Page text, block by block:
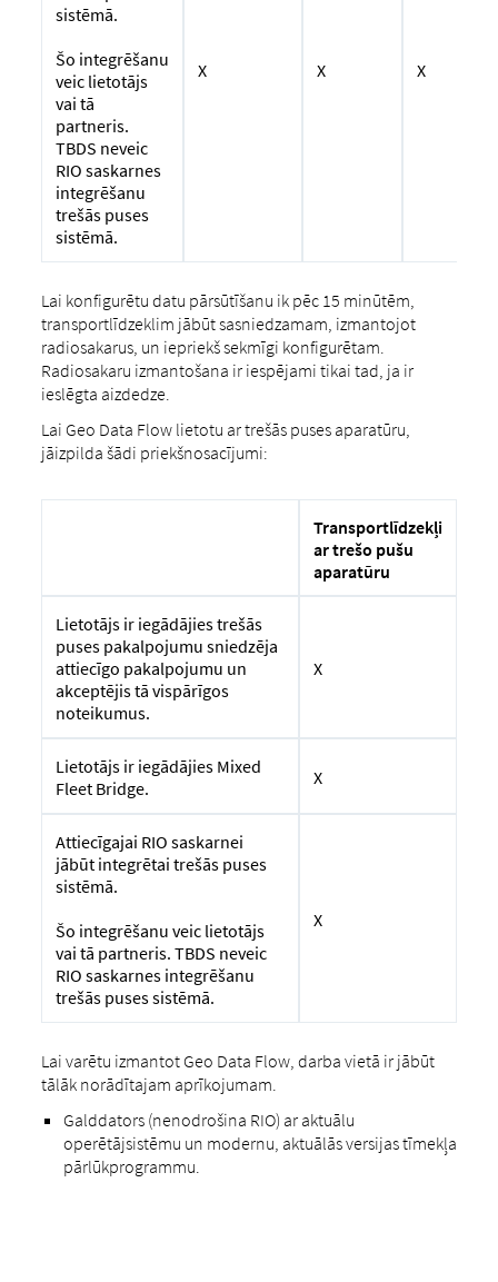
sistēmā.
Šo integrēšanu
veic lietotājs
vai tā
partneris.
TBDS neveic
RIO saskarnes
integrēšanu
trešās puses
sistēmā.
X X X
Lai konfigurētu datu pārsūtīšanu ik pēc 15 minūtēm,
transportlīdzeklim jābūt sasniedzamam, izmantojot
radiosakarus, un iepriekš sekmīgi konfigurētam.
Radiosakaru izmantošana ir iespējami tikai tad, ja ir
ieslēgta aizdedze.
Lai Geo Data Flow lietotu ar trešās puses aparatūru,
jāizpilda šādi priekšnosacījumi:
Transportlīdzekļi
ar trešo pušu
aparatūru
Lietotājs ir iegādājies trešās
puses pakalpojumu sniedzēja
attiecīgo pakalpojumu un
akceptējis tā vispārīgos
noteikumus.
X
Lietotājs ir iegādājies Mixed
Fleet Bridge.
X
Attiecīgajai RIO saskarnei
jābūt integrētai trešās puses
sistēmā.
Šo integrēšanu veic lietotājs
vai tā partneris. TBDS neveic
RIO saskarnes integrēšanu
trešās puses sistēmā.
X
Lai varētu izmantot Geo Data Flow, darba vietā ir jābūt
tālāk norādītajam aprīkojumam.
Galddators (nenodrošina RIO) ar aktuālu
operētājsistēmu un modernu, aktuālās versijas tīmekļa
pārlūkprogrammu.